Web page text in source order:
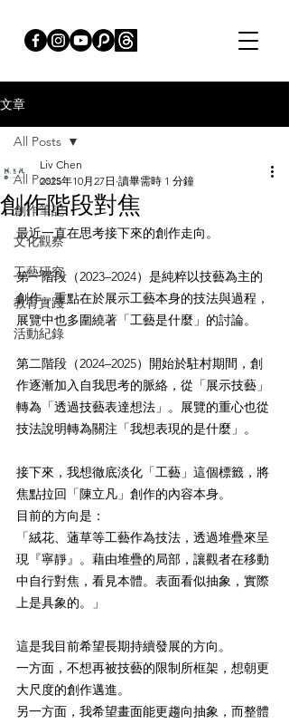
文章
All Posts
創作筆記
文化觀察
工藝研究
教育實踐
活動紀錄
All Posts
創作階段對焦
Liv Chen
2025年10月27日 讀畢需時 1 分鐘
最近一直在思考接下來的創作走向。
第一階段（2023–2024）是純粹以技藝為主的
創作，重點在於展示工藝本身的技法與過程，
展覽中也多圍繞著「工藝是什麼」的討論。
第二階段（2024–2025）開始於駐村期間，創
作逐漸加入自我思考的脈絡，從「展示技藝」
轉為「透過技藝表達想法」。展覽的重心也從
技法說明轉為關注「我想表現的是什麼」。
接下來，我想徹底淡化「工藝」這個標籤，將
焦點拉回「陳立凡」創作的內容本身。
目前的方向是：
「絨花、蓪草等工藝作為技法，透過堆疊來呈
現『寧靜』。藉由堆疊的局部，讓觀者在移動
中自行對焦，看見本體。表面看似抽象，實際
上是具象的。」
這是我目前希望長期持續發展的方向。
一方面，不想再被技藝的限制所框架，想朝更
大尺度的創作邁進。
另一方面，我希望畫面能更趨向抽象，而整體